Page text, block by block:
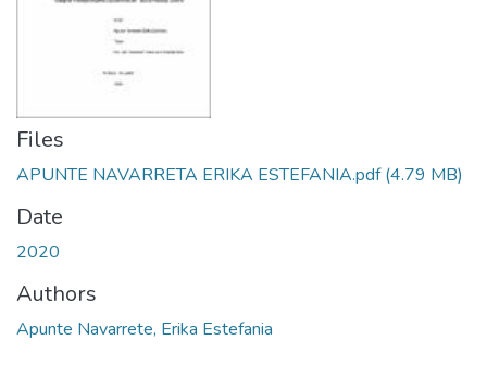
Files
APUNTE NAVARRETA ERIKA ESTEFANIA.pdf(4.79 MB)
Date
2020
Authors
Apunte Navarrete, Erika Estefania